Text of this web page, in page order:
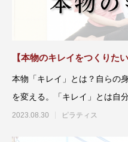
【本物のキレイをつくりたい
本物「キレイ」とは？自らの
を変える。「キレイ」とは自
2023.08.30 ピラティス